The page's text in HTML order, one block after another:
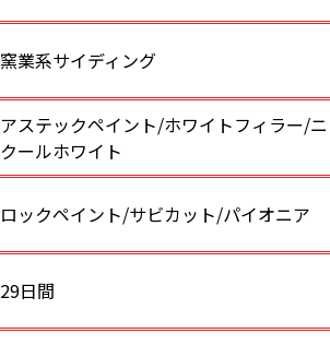
窯業系サイディング
アステックペイント/ホワイトフィラー/
クールホワイト
ロックペイント/サビカット/パイオニア
29日間